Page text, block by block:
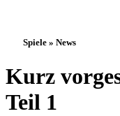
Spiele » News
Kurz
Teil 1